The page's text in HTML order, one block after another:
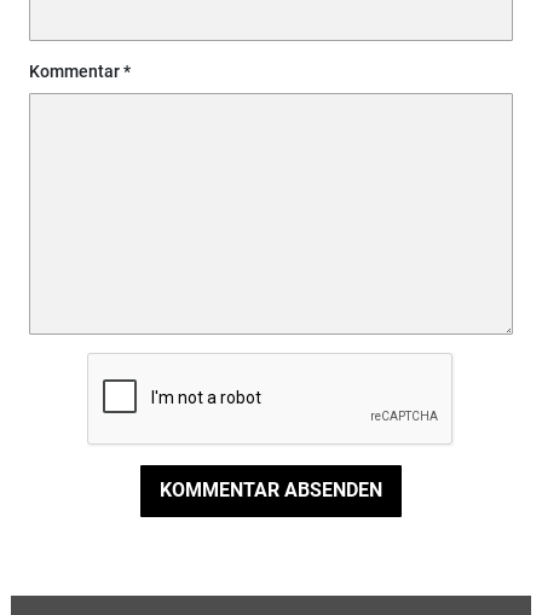
Kommentar
KOMMENTAR ABSENDEN